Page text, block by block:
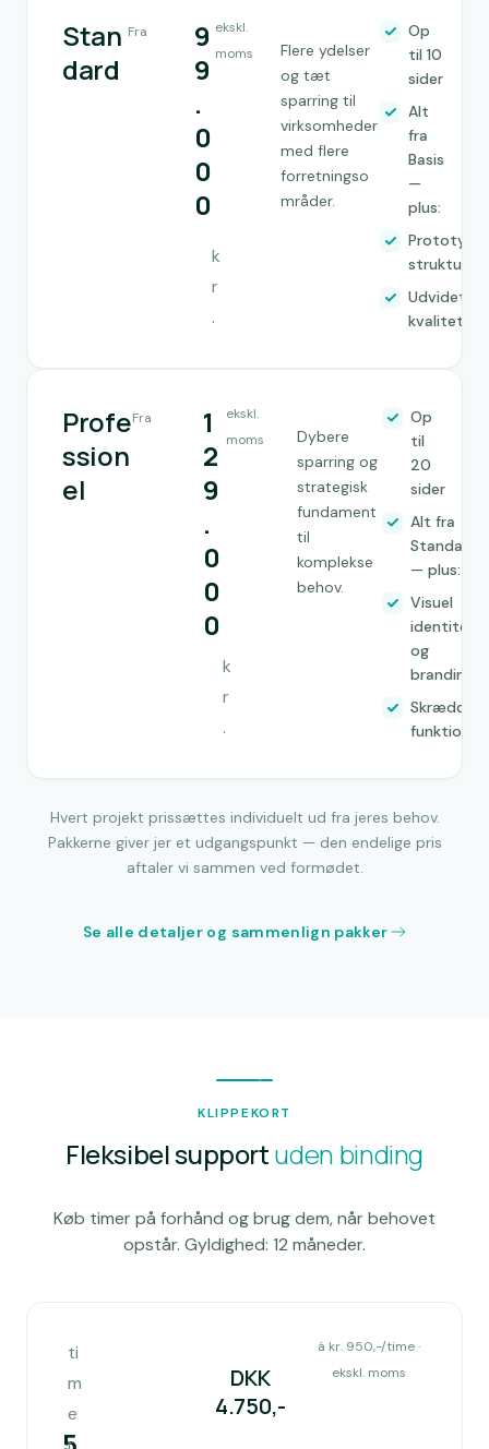
Stan
dard
Fra
9
9
.
0
0
0
k
r
.
ekskl.
moms
Flere ydelser
og tæt
sparring til
virksomheder
med flere
forretningso
mråder.
Op
til 10
sider
Alt
fra
Basis
—
plus:
Prototype
Udvidet
Profe
ssion
el
Fra
1
2
9
.
0
0
0
k
r
.
ekskl.
moms
Dybere
sparring og
strategisk
fundament
til
komplekse
behov.
Op
til
20
sider
Alt fra
Standard
— plus:
Visuel
identitet
og
branding
funktioner
Hvert projekt prissættes individuelt ud fra jeres behov.
Pakkerne giver jer et udgangspunkt — den endelige pris
aftaler vi sammen ved formødet.
Se alle detaljer og sammenlign pakker
KLIPPEKORT
Fleksibel supportuden binding
Køb timer på forhånd og brug dem, når behovet
opstår. Gyldighed: 12 måneder.
ti
m
e
r
DKK
4.750,-
á kr. 950,-/time ·
ekskl. moms